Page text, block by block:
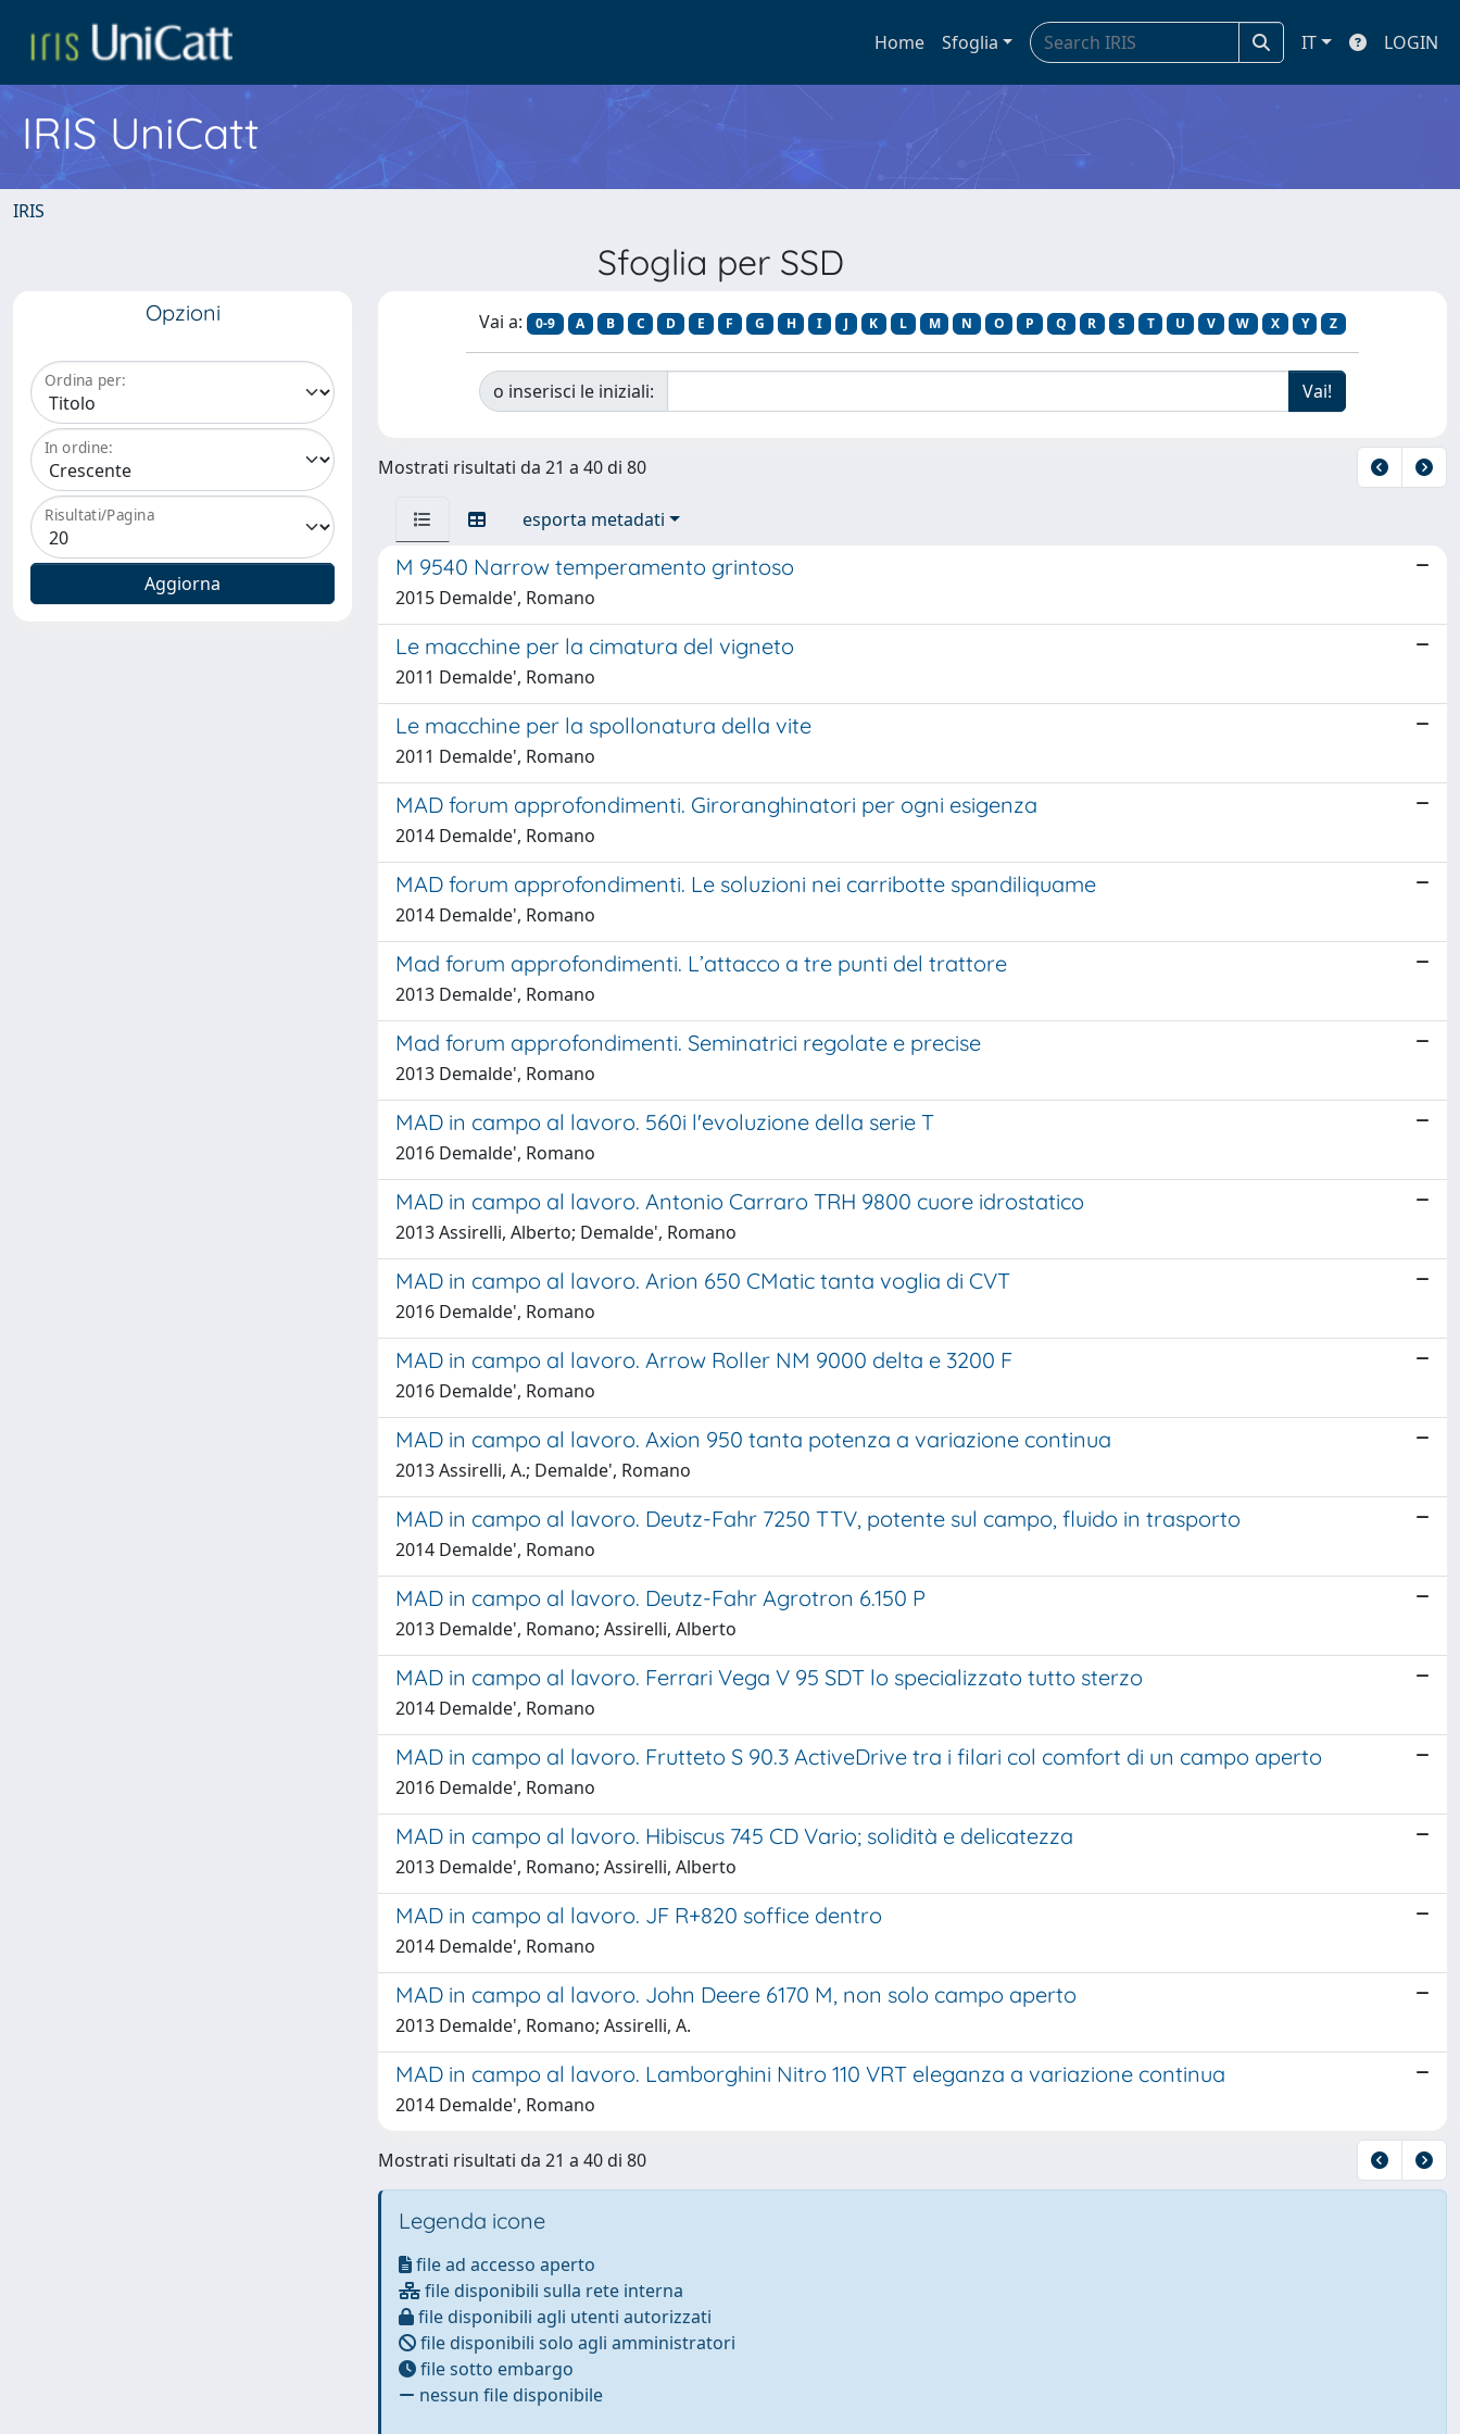
Home Sfoglia IT LOGIN
IRIS UniCatt
IRIS
Sfoglia per SSD
Opzioni
Ordina per:
In ordine:
Risultati/Pagina
Vai a: 0-9 A B C D E F G H I J K L M N O P Q R S T U V W X Y Z
o inserisci le iniziali:
Mostrati risultati da 21 a 40 di 80
esporta metadati
M 9540 Narrow temperamento grintoso
2015 Demalde', Romano
Le macchine per la cimatura del vigneto
2011 Demalde', Romano
Le macchine per la spollonatura della vite
2011 Demalde', Romano
MAD forum approfondimenti. Giroranghinatori per ogni esigenza
2014 Demalde', Romano
MAD forum approfondimenti. Le soluzioni nei carribotte spandiliquame
2014 Demalde', Romano
Mad forum approfondimenti. L’attacco a tre punti del trattore
2013 Demalde', Romano
Mad forum approfondimenti. Seminatrici regolate e precise
2013 Demalde', Romano
MAD in campo al lavoro. 560i l'evoluzione della serie T
2016 Demalde', Romano
MAD in campo al lavoro. Antonio Carraro TRH 9800 cuore idrostatico
2013 Assirelli, Alberto; Demalde', Romano
MAD in campo al lavoro. Arion 650 CMatic tanta voglia di CVT
2016 Demalde', Romano
MAD in campo al lavoro. Arrow Roller NM 9000 delta e 3200 F
2016 Demalde', Romano
MAD in campo al lavoro. Axion 950 tanta potenza a variazione continua
2013 Assirelli, A.; Demalde', Romano
MAD in campo al lavoro. Deutz-Fahr 7250 TTV, potente sul campo, fluido in trasporto
2014 Demalde', Romano
MAD in campo al lavoro. Deutz-Fahr Agrotron 6.150 P
2013 Demalde', Romano; Assirelli, Alberto
MAD in campo al lavoro. Ferrari Vega V 95 SDT lo specializzato tutto sterzo
2014 Demalde', Romano
MAD in campo al lavoro. Frutteto S 90.3 ActiveDrive tra i filari col comfort di un campo aperto
2016 Demalde', Romano
MAD in campo al lavoro. Hibiscus 745 CD Vario; solidità e delicatezza
2013 Demalde', Romano; Assirelli, Alberto
MAD in campo al lavoro. JF R+820 soffice dentro
2014 Demalde', Romano
MAD in campo al lavoro. John Deere 6170 M, non solo campo aperto
2013 Demalde', Romano; Assirelli, A.
MAD in campo al lavoro. Lamborghini Nitro 110 VRT eleganza a variazione continua
2014 Demalde', Romano
Mostrati risultati da 21 a 40 di 80
Legenda icone
file ad accesso aperto
file disponibili sulla rete interna
file disponibili agli utenti autorizzati
file disponibili solo agli amministratori
file sotto embargo
nessun file disponibile